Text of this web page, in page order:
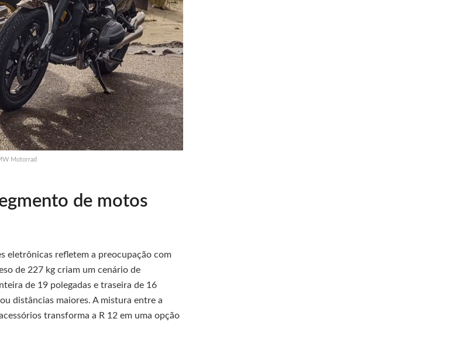
Motorrad
de motos
eletrônicas refletem a preocupação com
de 227 kg criam um cenário de
de 19 polegadas e traseira de 16
distâncias maiores. A mistura entre a
transforma a R 12 em uma opção